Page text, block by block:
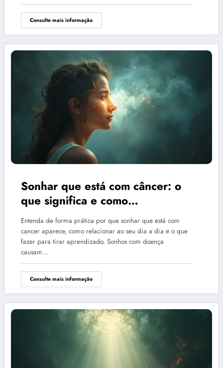
Consulte mais informação
Sonhar que está com câncer: o
que significa e como
interpretar?
Entenda de forma prática por que sonhar que está com
cancer aparece, como relacionar ao seu dia a dia e o que
fazer para tirar aprendizado. Sonhos com doença
causam…
Consulte mais informação